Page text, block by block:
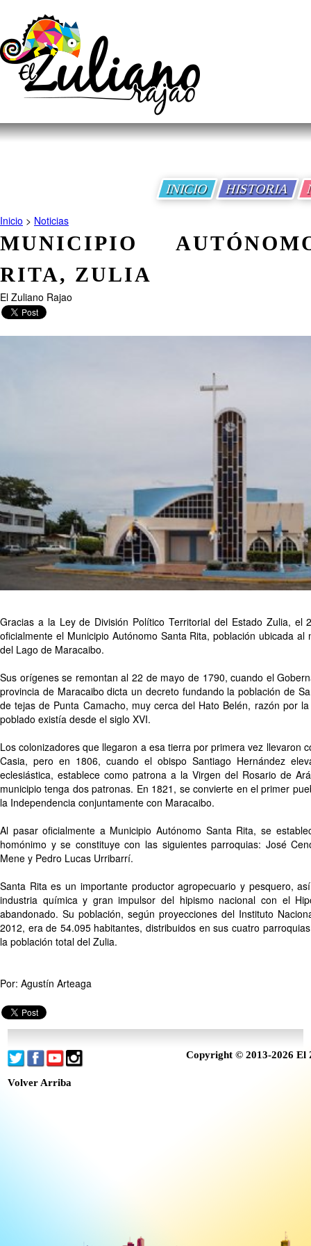
INICIO HISTORIA
Inicio > Noticias
MUNICIPIO
RITA, ZULIA
El Zuliano Rajao
Gracias a la Ley de División Político Territorial del Estado Zulia, el
oficialmente el Municipio Autónomo Santa Rita, población ubicada
del Lago de Maracaibo.
Sus orígenes se remontan al 22 de mayo de 1790, cuando el
provincia de Maracaibo dicta un decreto fundando la población de
de tejas de Punta Camacho, muy cerca del Hato Belén, razón por
poblado existía desde el siglo XVI.
Los colonizadores que llegaron a esa tierra por primera vez llevaron
Casia, pero en 1806, cuando el obispo Santiago Hernández
eclesiástica, establece como patrona a la Virgen del Rosario de
municipio tenga dos patronas. En 1821, se convierte en el primer
la Independencia conjuntamente con Maracaibo.
Al pasar oficialmente a Municipio Autónomo Santa Rita, se
homónimo y se constituye con las siguientes parroquias: José
Mene y Pedro Lucas Urribarrí.
Santa Rita es un importante productor agropecuario y pesquero,
industria química y gran impulsor del hipismo nacional con el
abandonado. Su población, según proyecciones del Instituto
2012, era de 54.095 habitantes, distribuidos en sus cuatro
la población total del Zulia.
Por: Agustín Arteaga
Copyright © 2013-2026 El
Volver Arriba